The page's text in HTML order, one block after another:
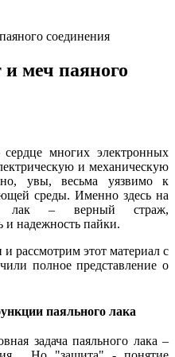
соединения
меч паяного
многих электронных
и механическую
увы, весьма уязвимо к
среды. Именно здесь на
лак – верный страж,
и надежность пайки.
и рассмотрим этот материал с
полное представление о
паяльного лака
задача паяльного лака –